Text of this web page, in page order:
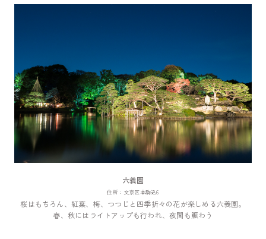
六義園
住所：文京区本駒込6
桜はもちろん、紅葉、梅、つつじと四季折々の花が楽しめる六義園。
春、秋にはライトアップも行われ、夜間も賑わう